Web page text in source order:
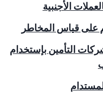
الأجنبية
على قياس المخاطر
التأمين بإستخدام